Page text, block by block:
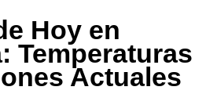
Hoy en
Temperaturas
Actuales